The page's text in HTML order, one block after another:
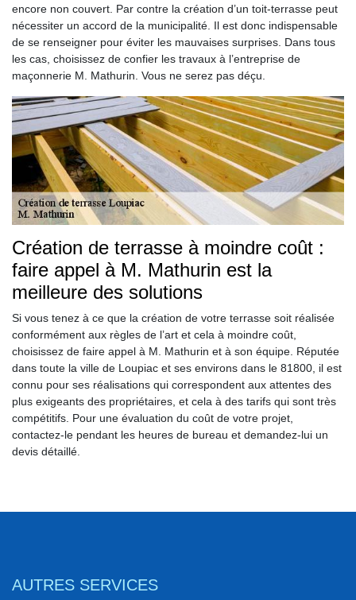
encore non couvert. Par contre la création d’un toit-terrasse peut
nécessiter un accord de la municipalité. Il est donc indispensable
de se renseigner pour éviter les mauvaises surprises. Dans tous
les cas, choisissez de confier les travaux à l’entreprise de
maçonnerie M. Mathurin. Vous ne serez pas déçu.
Création de terrasse à moindre coût :
faire appel à M. Mathurin est la
meilleure des solutions
Si vous tenez à ce que la création de votre terrasse soit réalisée
conformément aux règles de l’art et cela à moindre coût,
choisissez de faire appel à M. Mathurin et à son équipe. Réputée
dans toute la ville de Loupiac et ses environs dans le 81800, il est
connu pour ses réalisations qui correspondent aux attentes des
plus exigeants des propriétaires, et cela à des tarifs qui sont très
compétitifs. Pour une évaluation du coût de votre projet,
contactez-le pendant les heures de bureau et demandez-lui un
devis détaillé.
AUTRES SERVICES